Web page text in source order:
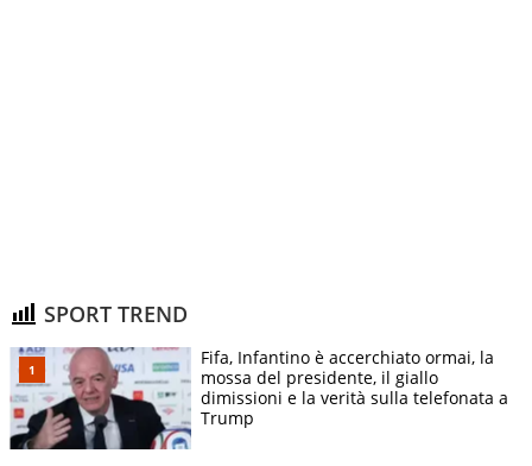
SPORT TREND
Fifa, Infantino è accerchiato ormai, la
mossa del presidente, il giallo
dimissioni e la verità sulla telefonata a
Trump